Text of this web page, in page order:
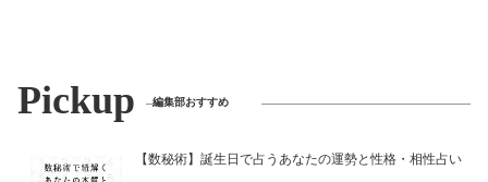
Pickup 編集部おすすめ
【数秘術】誕生日で占うあなたの運勢と性格・相性占い